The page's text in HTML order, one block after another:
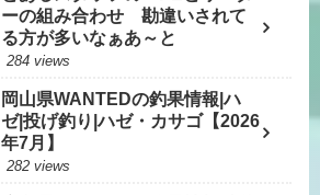
ーの組み合わせ 勘違いされて
る方が多いなぁあ～と
284 views
岡山県WANTEDの釣果情報|ハ
ゼ|投げ釣り|ハゼ・カサゴ【2026
年7月】
282 views